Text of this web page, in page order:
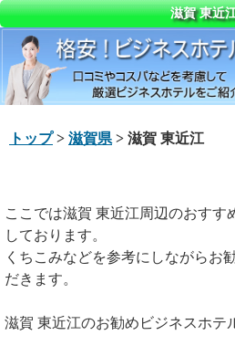
滋賀 東近
トップ> 滋賀県 > 滋賀 東近江
ここでは滋賀 東近江周辺のおすす
しております。
くちこみなどを参考にしながらお
だきます。
滋賀 東近江のお勧めビジネスホテ